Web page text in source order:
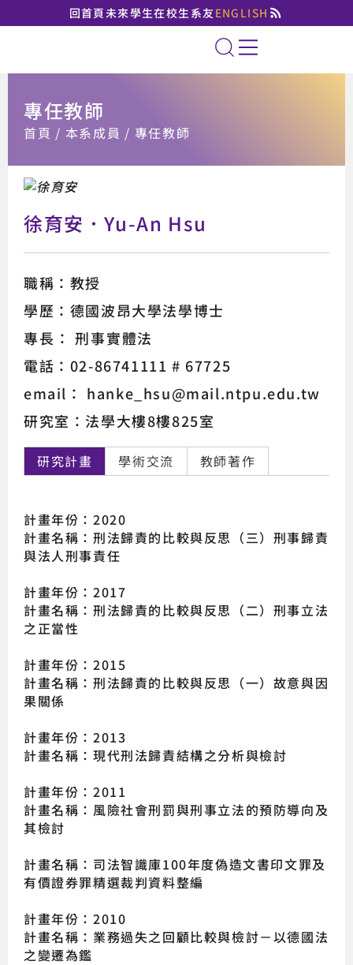
回首頁未來學生在校生系友 ENGLISH
國立臺北大學法律學系
全站搜索
專任教師
:::
首頁 本系成員 專任教師
徐育安 ．Yu-An Hsu
職稱：教授
學歷：德國波昂大學法學博士
專長：刑事實體法
電話：02-86741111 # 67725
email： hanke_hsu@mail.ntpu.edu.tw
研究室：法學大樓8樓825室
研究計畫 學術交流 教師著作
計畫年份：2020
計畫名稱：刑法歸責的比較與反思（三）刑事歸責
與法人刑事責任
計畫年份：2017
計畫名稱：刑法歸責的比較與反思（二）刑事立法
之正當性
計畫年份：2015
計畫名稱：刑法歸責的比較與反思（一）故意與因
果關係
計畫年份：2013
計畫名稱：現代刑法歸責結構之分析與檢討
計畫年份：2011
計畫名稱：風險社會刑罰與刑事立法的預防導向及
其檢討
計畫名稱：司法智識庫100年度偽造文書印文罪及
有價證券罪精選裁判資料整編
計畫年份：2010
計畫名稱：業務過失之回顧比較與檢討－以德國法
之變遷為鑑